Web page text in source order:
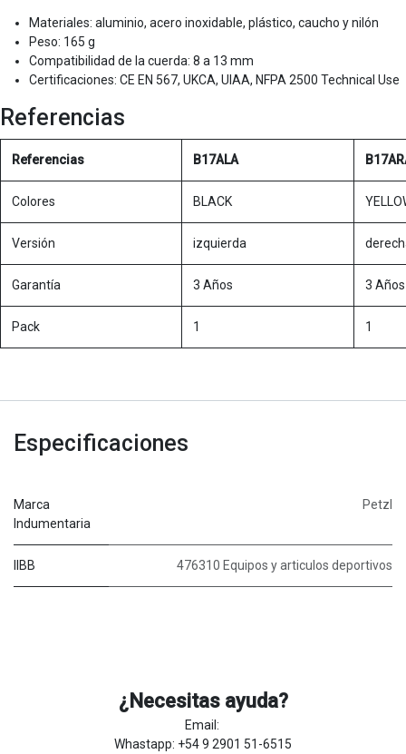
Materiales: aluminio, acero inoxidable, plástico, caucho y nilón
Peso: 165 g
Compatibilidad de la cuerda: 8 a 13 mm
Certificaciones: CE EN 567, UKCA, UIAA, NFPA 2500 Technical Use
Referencias
Referencias B17ALA
Colores BLACK
Versión izquierda
Garantía 3 Años 3 Años
Pack 1 1
Especificaciones
Marca
Indumentaria
Petzl
IIBB 476310 Equipos y articulos deportivos
¿Necesitas ayuda?
Email:
Whastapp: +54 9 2901 51-6515